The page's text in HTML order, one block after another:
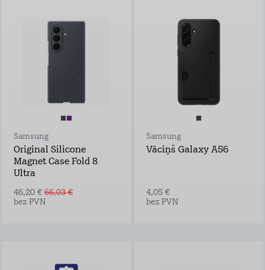
Samsung
Original Silicone
Magnet Case Fold 8
Ultra
46,20 € 66,03 €
bez PVN
Samsung
Vāciņš Galaxy A56
4,05 €
bez PVN